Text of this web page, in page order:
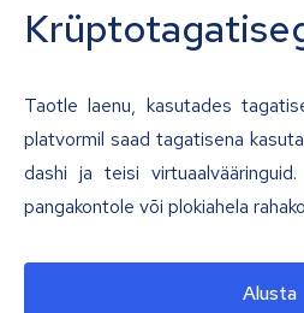
Taotle laenu, kasutades
platvormil saad tagatisena
dashi ja teisi
pangakontole või plokiahela
Alusta